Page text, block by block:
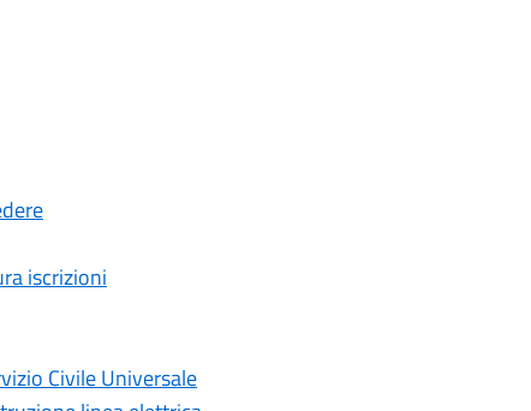
iscrizioni
Civile Universale